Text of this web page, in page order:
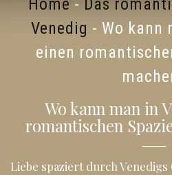
Home - Das
Venedig - Wo kann
einen
Wo kann man in
romantischen
Liebe spaziert durch Venedigs